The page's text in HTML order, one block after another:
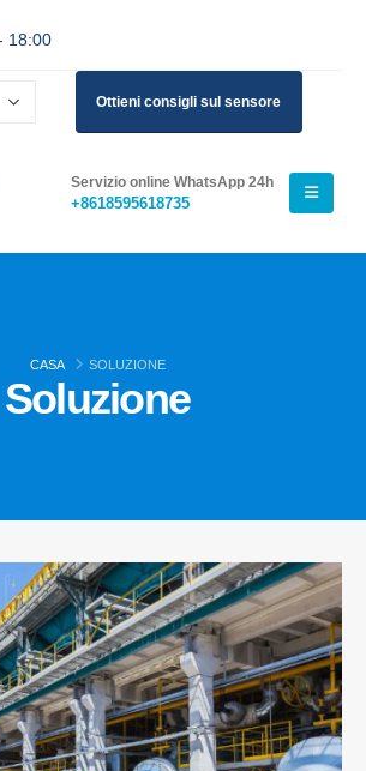
18:00
Ottieni consigli sul sensore
Servizio online WhatsApp 24h
+8618595618735
CASA SOLUZIONE
Soluzione